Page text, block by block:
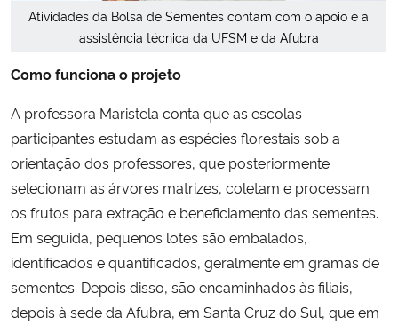
Atividades da Bolsa de Sementes contam com o apoio e a
assistência técnica da UFSM e da Afubra
Como funciona o projeto
A professora Maristela conta que as escolas
participantes estudam as espécies florestais sob a
orientação dos professores, que posteriormente
selecionam as árvores matrizes, coletam e processam
os frutos para extração e beneficiamento das sementes.
Em seguida, pequenos lotes são embalados,
identificados e quantificados, geralmente em gramas de
sementes. Depois disso, são encaminhados às filiais,
depois à sede da Afubra, em Santa Cruz do Sul, que em